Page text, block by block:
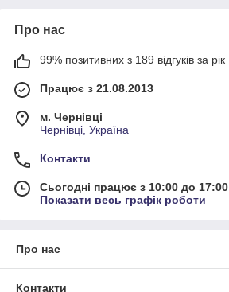
Про нас
99% позитивних з 189 відгуків за рік
Працює з 21.08.2013
м. Чернівці
Чернівці, Україна
Контакти
Сьогодні працює з 10:00 до 17:00
Показати весь графік роботи
Про нас
Контакти